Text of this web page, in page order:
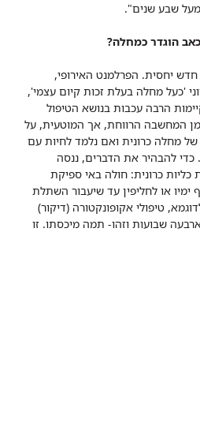
שבע שנים".
הוגדר כמחלה?
יחסית. הפרלמנט האירופי,
'כעל מחלה בעלת זכות קיום עצמי',
זאת, קיימות הרבה עכבות בנושא הטיפול
מן המחשבה הרווחת, אך המוטעית, על
של מחלה כרונית ואם נלמד לחיות עם
להבהיר את הדברים, ננסה
כליות כרונית: חולה באי ספיקת
ימיו או לחליפין עד שיעבור השתלת
טיפולי אקופונקטורה (דיקור)
שבועות וזהו- תמה מיכסתו. זו